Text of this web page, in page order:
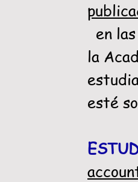
en
la
esté